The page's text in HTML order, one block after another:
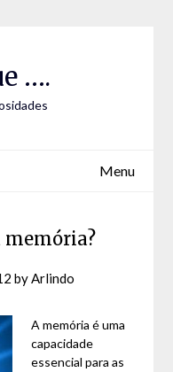
….
Menu
memória?
byArlindo
A memória é uma
capacidade
essencial para as